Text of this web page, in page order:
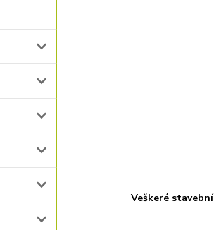
Veškeré